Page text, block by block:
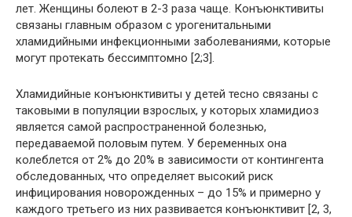
лет. Женщины болеют в 2-3 раза чаще. Конъюнктивиты
связаны главным образом с урогенитальными
хламидийными инфекционными заболеваниями, которые
могут протекать бессимптомно [2;3].
Хламидийные конъюнктивиты у детей тесно связаны с
таковыми в популяции взрослых, у которых хламидиоз
является самой распространенной болезнью,
передаваемой половым путем. У беременных она
колеблется от 2% до 20% в зависимости от контингента
обследованных, что определяет высокий риск
инфицирования новорожденных – до 15% и примерно у
каждого третьего из них развивается конъюнктивит [2, 3,